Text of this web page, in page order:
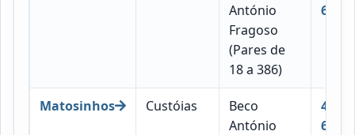
António
Fragoso
(Pares de
18 a 386)
669
Matosinhos Custóias
Beco
António
4460-
671